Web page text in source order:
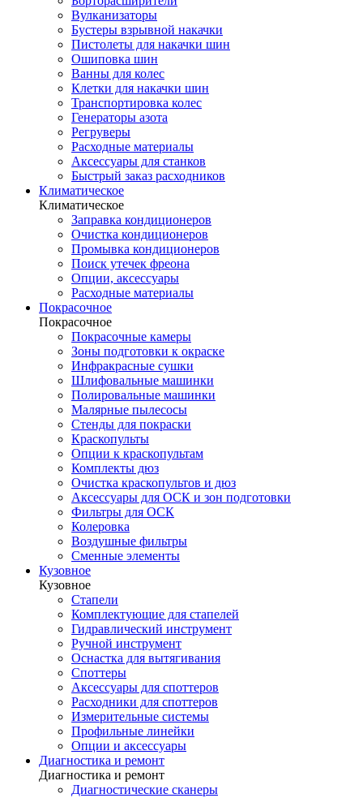
Вулканизаторы
Бустеры взрывной накачки
Пистолеты для накачки шин
Ошиповка шин
Ванны для колес
Клетки для накачки шин
Транспортировка колес
Генераторы азота
Регруверы
Расходные материалы
Аксессуары для станков
Быстрый заказ расходников
Климатическое
Климатическое
Заправка кондиционеров
Очистка кондиционеров
Промывка кондиционеров
Поиск утечек фреона
Опции, аксессуары
Расходные материалы
Покрасочное
Покрасочное
Покрасочные камеры
Зоны подготовки к окраске
Инфракрасные сушки
Шлифовальные машинки
Полировальные машинки
Малярные пылесосы
Стенды для покраски
Краскопульты
Опции к краскопультам
Комплекты дюз
Очистка краскопультов и дюз
Аксессуары для ОСК и зон подготовки
Фильтры для ОСК
Колеровка
Воздушные фильтры
Сменные элементы
Кузовное
Кузовное
Стапели
Комплектующие для стапелей
Гидравлический инструмент
Ручной инструмент
Оснастка для вытягивания
Споттеры
Аксессуары для споттеров
Расходники для споттеров
Измерительные системы
Профильные линейки
Опции и аксессуары
Диагностика и ремонт
Диагностика и ремонт
Диагностические сканеры